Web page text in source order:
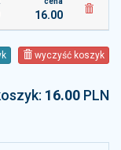
16.00
wyczyść koszyk
16.00 PLN